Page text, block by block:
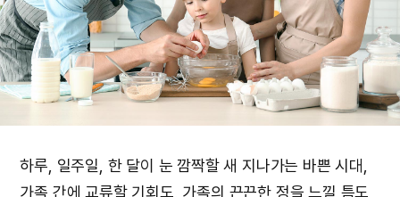
하루, 일주일, 한 달이 눈 깜짝할 새 지나가는 바쁜 시대,
가족 간에 교류할 기회도, 가족의 끈끈한 정을 느낄 틈도